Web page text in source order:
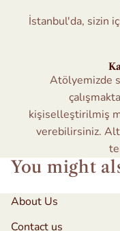
İstanbul'da, sizin
Atölyemizde
kişiselleştirilmiş
verebilirsiniz.
You might
About Us
Contact us